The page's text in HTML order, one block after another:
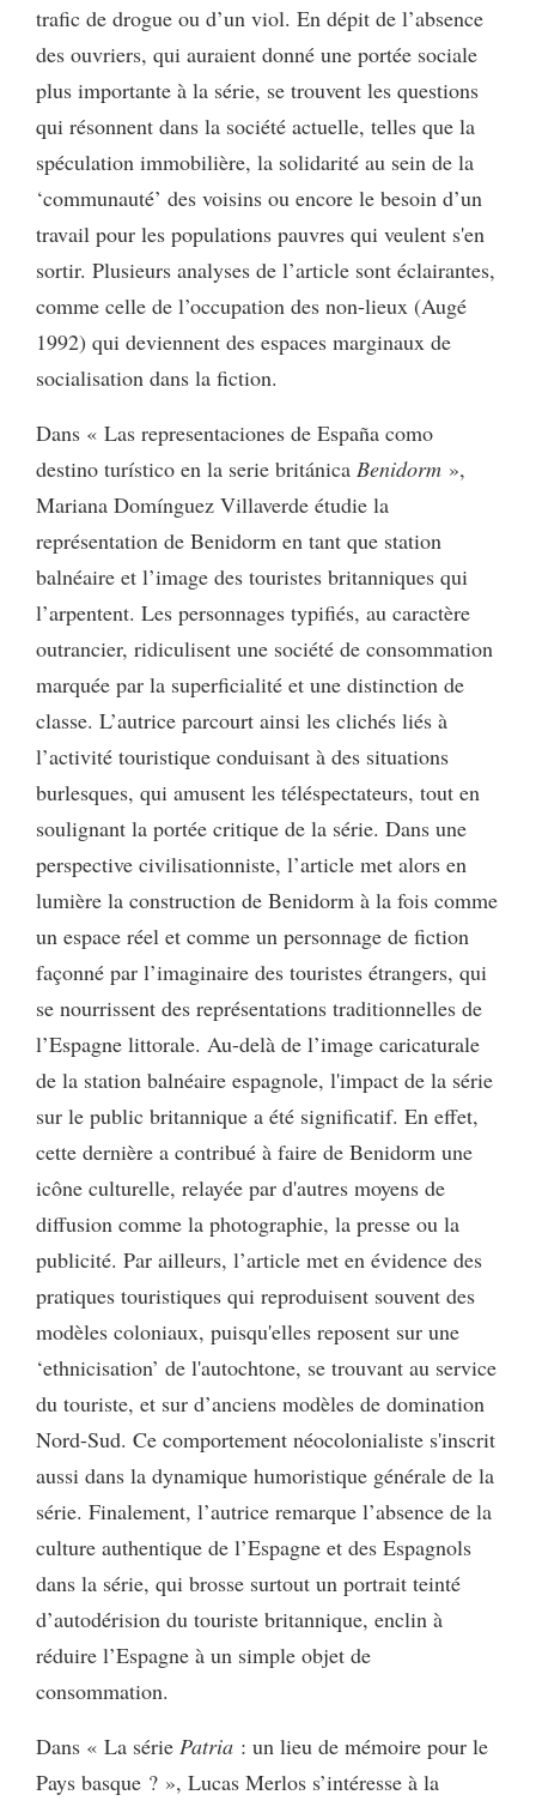
trafic de drogue ou d’un viol. En dépit de l’absence
des ouvriers, qui auraient donné une portée sociale
plus importante à la série, se trouvent les questions
qui résonnent dans la société actuelle, telles que la
spéculation immobilière, la solidarité au sein de la
‘communauté’ des voisins ou encore le besoin d’un
travail pour les populations pauvres qui veulent s'en
sortir. Plusieurs analyses de l’article sont éclairantes,
comme celle de l’occupation des non-lieux (Augé
1992) qui deviennent des espaces marginaux de
socialisation dans la fiction.
Dans « Las representaciones de España como
destino turístico en la serie británica Benidorm »,
Mariana Domínguez Villaverde étudie la
représentation de Benidorm en tant que station
balnéaire et l’image des touristes britanniques qui
l’arpentent. Les personnages typifiés, au caractère
outrancier, ridiculisent une société de consommation
marquée par la superficialité et une distinction de
classe. L’autrice parcourt ainsi les clichés liés à
l’activité touristique conduisant à des situations
burlesques, qui amusent les téléspectateurs, tout en
soulignant la portée critique de la série. Dans une
perspective civilisationniste, l’article met alors en
lumière la construction de Benidorm à la fois comme
un espace réel et comme un personnage de fiction
façonné par l’imaginaire des touristes étrangers, qui
se nourrissent des représentations traditionnelles de
l’Espagne littorale. Au-delà de l’image caricaturale
de la station balnéaire espagnole, l'impact de la série
sur le public britannique a été significatif. En effet,
cette dernière a contribué à faire de Benidorm une
icône culturelle, relayée par d'autres moyens de
diffusion comme la photographie, la presse ou la
publicité. Par ailleurs, l’article met en évidence des
pratiques touristiques qui reproduisent souvent des
modèles coloniaux, puisqu'elles reposent sur une
‘ethnicisation’ de l'autochtone, se trouvant au service
du touriste, et sur d’anciens modèles de domination
Nord-Sud. Ce comportement néocolonialiste s'inscrit
aussi dans la dynamique humoristique générale de la
série. Finalement, l’autrice remarque l’absence de la
culture authentique de l’Espagne et des Espagnols
dans la série, qui brosse surtout un portrait teinté
d’autodérision du touriste britannique, enclin à
réduire l’Espagne à un simple objet de
consommation.
Dans « La série Patria : un lieu de mémoire pour le
Pays basque ? », Lucas Merlos s’intéresse à la